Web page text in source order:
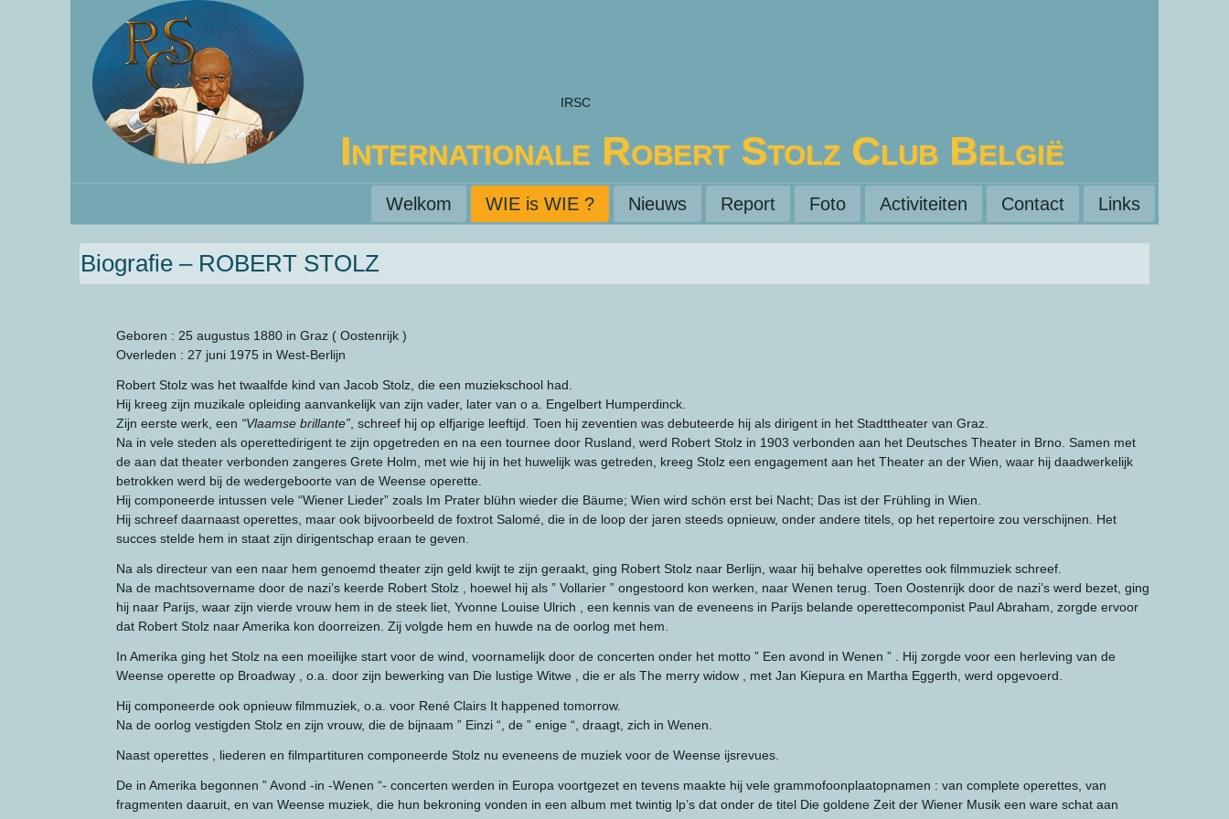
Internationale Robert Stolz Club België
IRSC
Welkom WIE is WIE ? Nieuws Report Foto Activiteiten Contact Links
Biografie – ROBERT STOLZ
Geboren : 25 augustus 1880 in Graz ( Oostenrijk )
Overleden : 27 juni 1975 in West-Berlijn
Robert Stolz was het twaalfde kind van Jacob Stolz, die een muziekschool had.
Hij kreeg zijn muzikale opleiding aanvankelijk van zijn vader, later van o a. Engelbert Humperdinck.
Zijn eerste werk, een “Vlaamse brillante” , schreef hij op elfjarige leeftijd. Toen hij zeventien was debuteerde hij als dirigent in het Stadttheater van Graz.
Na in vele steden als operettedirigent te zijn opgetreden en na een tournee door Rusland, werd Robert Stolz in 1903 verbonden aan het Deutsches Theater in Brno. Samen met
de aan dat theater verbonden zangeres Grete Holm, met wie hij in het huwelijk was getreden, kreeg Stolz een engagement aan het Theater an der Wien, waar hij daadwerkelijk
betrokken werd bij de wedergeboorte van de Weense operette.
Hij componeerde intussen vele “Wiener Lieder” zoals Im Prater blühn wieder die Bäume; Wien wird schön erst bei Nacht; Das ist der Frühling in Wien.
Hij schreef daarnaast operettes, maar ook bijvoorbeeld de foxtrot Salomé, die in de loop der jaren steeds opnieuw, onder andere titels, op het repertoire zou verschijnen. Het
succes stelde hem in staat zijn dirigentschap eraan te geven.
Na als directeur van een naar hem genoemd theater zijn geld kwijt te zijn geraakt, ging Robert Stolz naar Berlijn, waar hij behalve operettes ook filmmuziek schreef.
Na de machtsovername door de nazi’s keerde Robert Stolz , hoewel hij als ” Vollarier ” ongestoord kon werken, naar Wenen terug. Toen Oostenrijk door de nazi’s werd bezet, ging
hij naar Parijs, waar zijn vierde vrouw hem in de steek liet, Yvonne Louise Ulrich , een kennis van de eveneens in Parijs belande operettecomponist Paul Abraham, zorgde ervoor
dat Robert Stolz naar Amerika kon doorreizen. Zij volgde hem en huwde na de oorlog met hem.
In Amerika ging het Stolz na een moeilijke start voor de wind, voornamelijk door de concerten onder het motto ” Een avond in Wenen ” . Hij zorgde voor een herleving van de
Weense operette op Broadway , o.a. door zijn bewerking van Die lustige Witwe , die er als The merry widow , met Jan Kiepura en Martha Eggerth, werd opgevoerd.
Hij componeerde ook opnieuw filmmuziek, o.a. voor René Clairs It happened tomorrow.
Na de oorlog vestigden Stolz en zijn vrouw, die de bijnaam ” Einzi “, de ” enige “, draagt, zich in Wenen.
Naast operettes , liederen en filmpartituren componeerde Stolz nu eveneens de muziek voor de Weense ijsrevues.
De in Amerika begonnen ” Avond -in -Wenen “- concerten werden in Europa voortgezet en tevens maakte hij vele grammofoonplaatopnamen : van complete operettes, van
fragmenten daaruit, en van Weense muziek, die hun bekroning vonden in een album met twintig lp’s dat onder de titel Die goldene Zeit der Wiener Musik een ware schat aan